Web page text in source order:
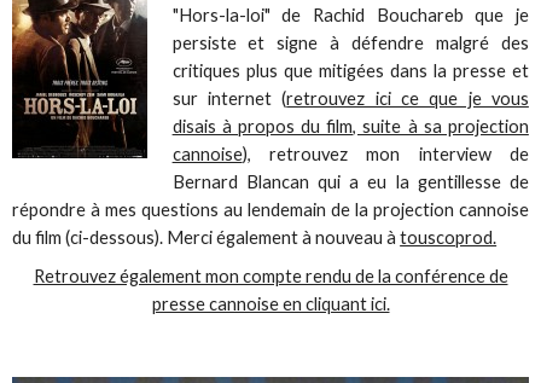
"Hors-la-loi" de Rachid Bouchareb que je
persiste et signe à défendre malgré des
critiques plus que mitigées dans la presse et
sur internet (retrouvez ici ce que je vous
disais à propos du film, suite à sa projection
cannoise), retrouvez mon interview de
Bernard Blancan qui a eu la gentillesse de
répondre à mes questions au lendemain de la projection cannoise
du film (ci-dessous). Merci également à nouveau àtouscoprod.
Retrouvez également mon compte rendu de la conférence de
presse cannoise en cliquant ici.